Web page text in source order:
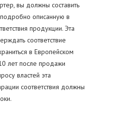
вы должны составить
описанную в
продукции. Эта
соответствие
в Европейском
лет после продажи
властей эта
соответствия должны